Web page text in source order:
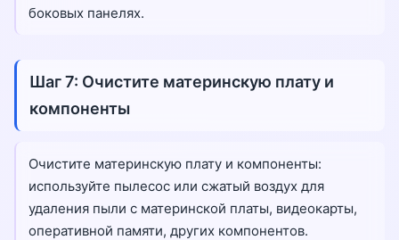
боковых панелях.
Шаг 7: Очистите материнскую плату и
компоненты
Очистите материнскую плату и компоненты:
используйте пылесос или сжатый воздух для
удаления пыли с материнской платы, видеокарты,
оперативной памяти, других компонентов.